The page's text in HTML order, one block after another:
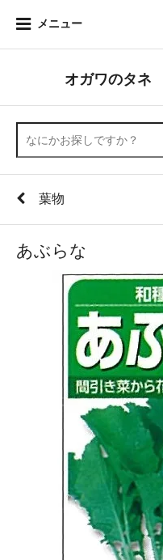
メニュー
オガワのタネ
葉物
あぶらな